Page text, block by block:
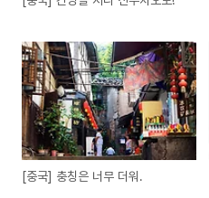
[중국] 충칭은 너무 더워.